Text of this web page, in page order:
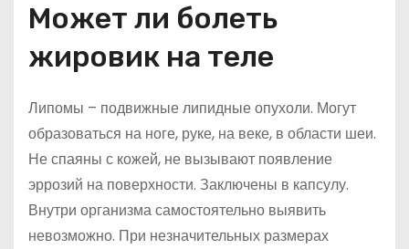
Может ли болеть
жировик на теле
Липомы – подвижные липидные опухоли. Могут
образоваться на ноге, руке, на веке, в области шеи.
Не спаяны с кожей, не вызывают появление
эррозий на поверхности. Заключены в капсулу.
Внутри организма самостоятельно выявить
невозможно. При незначительных размерах